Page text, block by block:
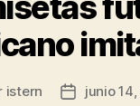
istern
Fecha
junio